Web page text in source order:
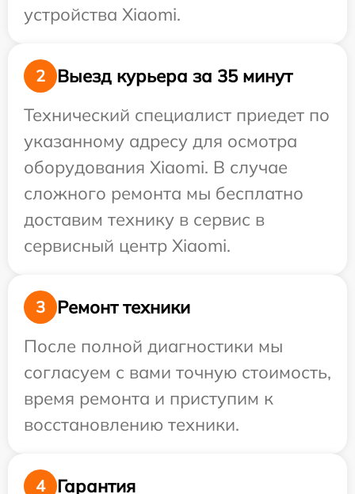
устройства Xiaomi.
2
Выезд курьера за 35 минут
Технический специалист приедет по
указанному адресу для осмотра
оборудования Xiaomi. В случае
сложного ремонта мы бесплатно
доставим технику в сервис в
сервисный центр Xiaomi.
3
Ремонт техники
После полной диагностики мы
согласуем с вами точную стоимость,
время ремонта и приступим к
восстановлению техники.
4 Гарантия